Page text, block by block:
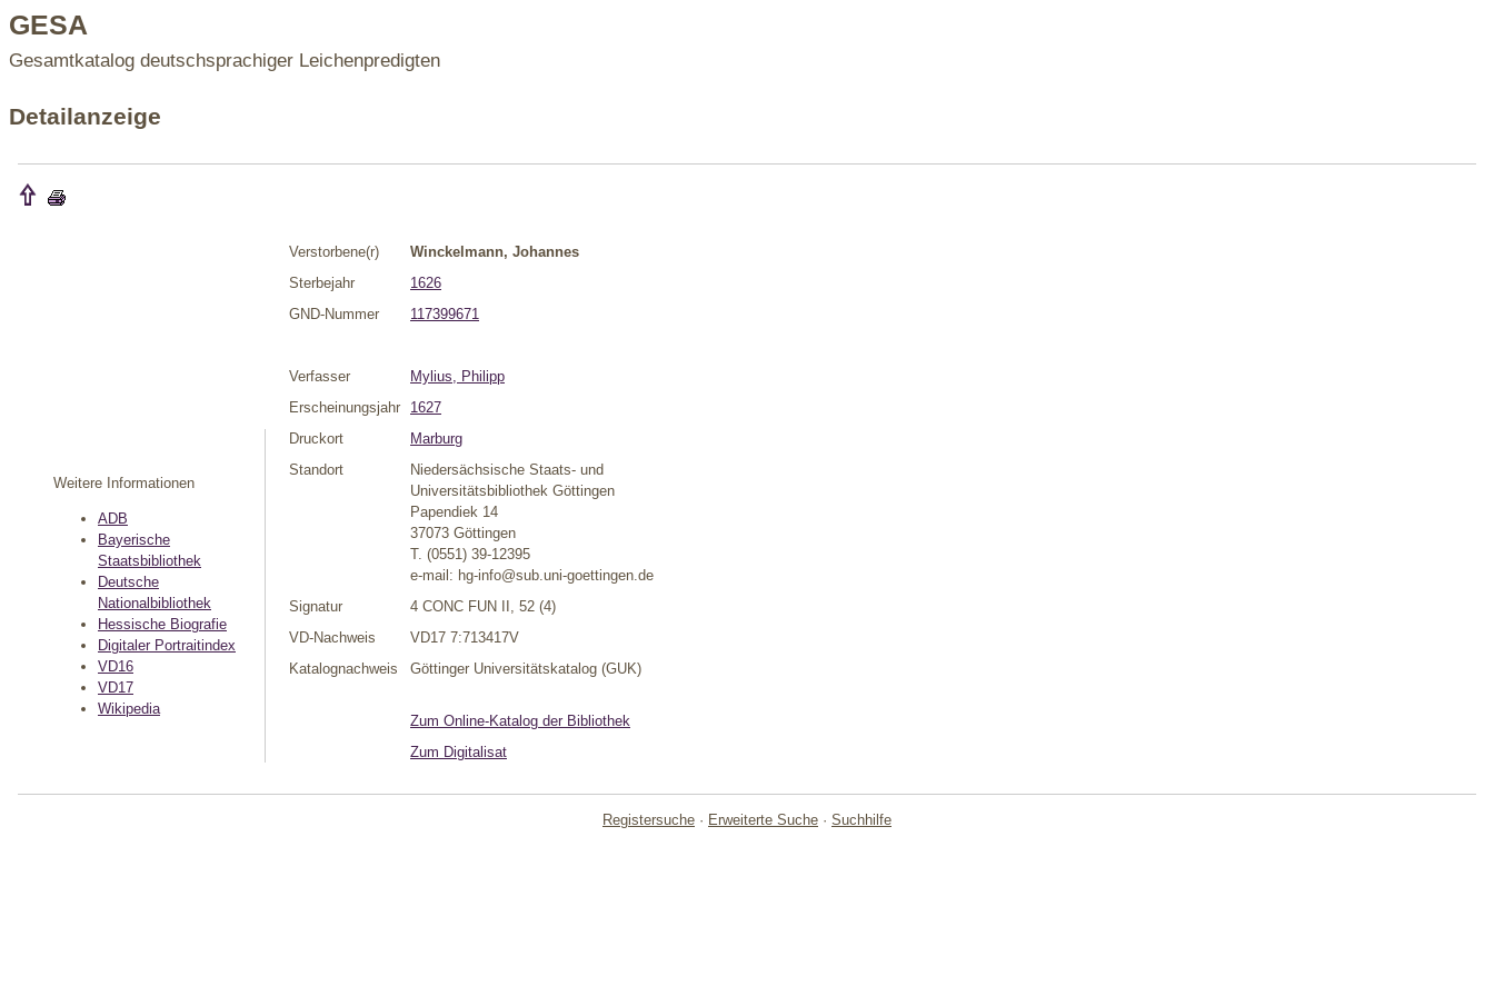
GESA
Gesamtkatalog deutschsprachiger Leichenpredigten
Detailanzeige
Weitere Informationen
ADB
Bayerische
Staatsbibliothek
Deutsche
Nationalbibliothek
Hessische Biografie
Digitaler Portraitindex
VD16
VD17
Wikipedia
Verstorbene(r)
Winckelmann, Johannes
Sterbejahr
1626
GND-Nummer
117399671
Verfasser
Mylius, Philipp
Erscheinungsjahr
1627
Druckort
Marburg
Standort
Niedersächsische Staats- und
Universitätsbibliothek Göttingen
Papendiek 14
37073 Göttingen
T. (0551) 39-12395
e-mail: hg-info@sub.uni-goettingen.de
Signatur
4 CONC FUN II, 52 (4)
VD-Nachweis
VD17 7:713417V
Katalognachweis
Göttinger Universitätskatalog (GUK)
Zum Online-Katalog der Bibliothek
Zum Digitalisat
Registersuche · Erweiterte Suche · Suchhilfe